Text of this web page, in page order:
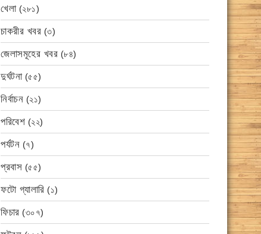
খেলা(২৮১)
চাকরীর খবর (৩)
জেলাসমূহের খবর (৮৪)
দুর্ঘটনা(৫৫)
নির্বাচন (২১)
পরিবেশ (২২)
পর্যটন (৭)
প্রবাস (৫৫)
ফটো গ্যালারি (১)
ফিচার (৩০৭)